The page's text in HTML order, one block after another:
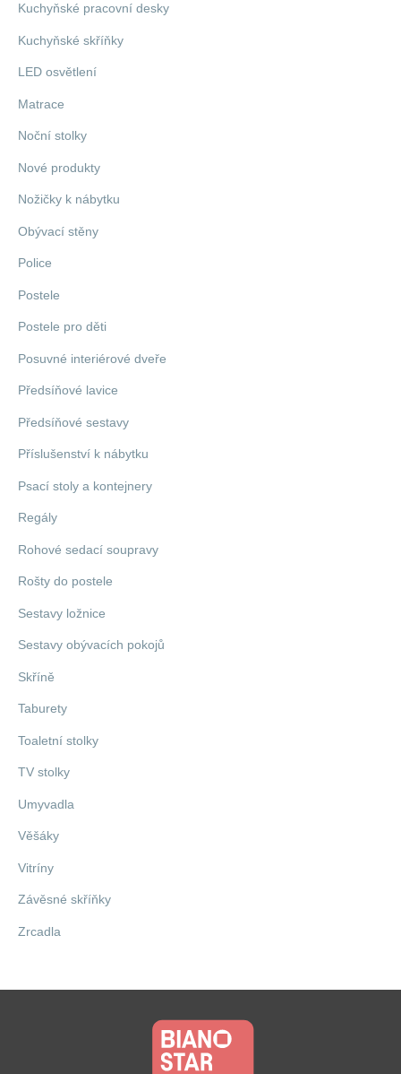
Kuchyňské pracovní desky
Kuchyňské skříňky
LED osvětlení
Matrace
Noční stolky
Nové produkty
Nožičky k nábytku
Obývací stěny
Police
Postele
Postele pro děti
Posuvné interiérové dveře
Předsíňové lavice
Předsíňové sestavy
Příslušenství k nábytku
Psací stoly a kontejnery
Regály
Rohové sedací soupravy
Rošty do postele
Sestavy ložnice
Sestavy obývacích pokojů
Skříně
Taburety
Toaletní stolky
TV stolky
Umyvadla
Věšáky
Vitríny
Závěsné skříňky
Zrcadla